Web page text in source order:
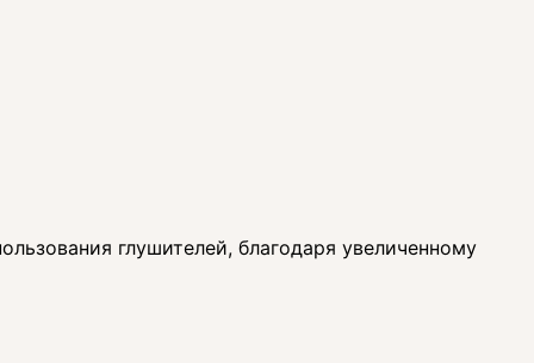
глушителей, благодаря увеличенному